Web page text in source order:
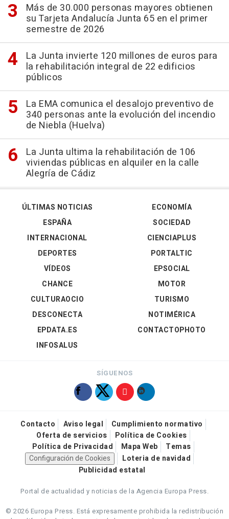
Más de 30.000 personas mayores obtienen
su Tarjeta Andalucía Junta 65 en el primer
semestre de 2026
La Junta invierte 120 millones de euros para
la rehabilitación integral de 22 edificios
públicos
La EMA comunica el desalojo preventivo de
340 personas ante la evolución del incendio
de Niebla (Huelva)
La Junta ultima la rehabilitación de 106
viviendas públicas en alquiler en la calle
Alegría de Cádiz
ÚLTIMAS NOTICIAS
ESPAÑA
INTERNACIONAL
DEPORTES
VÍDEOS
ECONOMÍA
SOCIEDAD
CIENCIAPLUS
PORTALTIC
EPSOCIAL
CHANCE
CULTURAOCIO
DESCONECTA
EPDATA.ES
INFOSALUS
MOTOR
TURISMO
NOTIMÉRICA
CONTACTOPHOTO
SÍGUENOS
Contacto Aviso legal
Cumplimiento normativo
Oferta de servicios
Política de Cookies
Política de Privacidad
Mapa Web
Temas
Configuración de Cookies
Loteria de navidad
Publicidad estatal
Portal de actualidad y noticias de la Agencia Europa Press.
© 2026 Europa Press. Está expresamente prohibida la redistribución